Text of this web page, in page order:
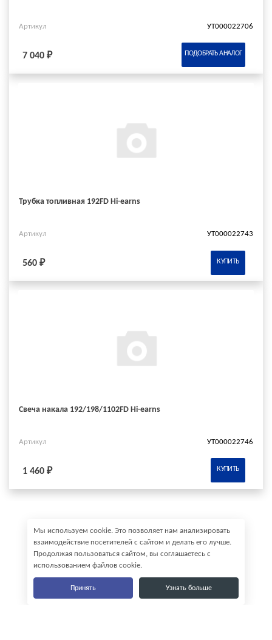
Артикул УТ000022706
7 040 ₽ ПОДОБРАТЬ АНАЛОГ
Трубка топливная 192FD Hi-earns
Артикул УТ000022743
560 ₽ КУПИТЬ
Свеча накала 192/198/1102FD Hi-earns
Артикул УТ000022746
1 460 ₽ КУПИТЬ
Мы используем cookie. Это позволяет нам анализировать
взаимодействие посетителей с сайтом и делать его лучше.
Продолжая пользоваться сайтом, вы соглашаетесь с
использованием файлов cookie.
Принять Узнать больше